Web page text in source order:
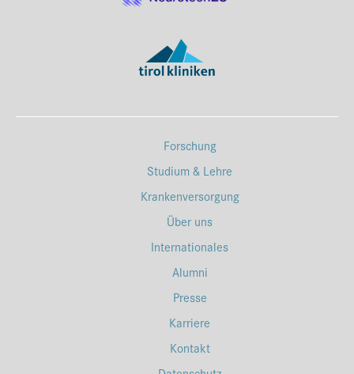
Forschung
Studium & Lehre
Krankenversorgung
Über uns
Internationales
Alumni
Presse
Karriere
Kontakt